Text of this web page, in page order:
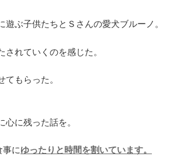
遊ぶ子供たちとＳさんの愛犬ブルーノ。
されていくのを感じた。
てもらった。
心に残った話を。
事にゆったりと時間を割いています。